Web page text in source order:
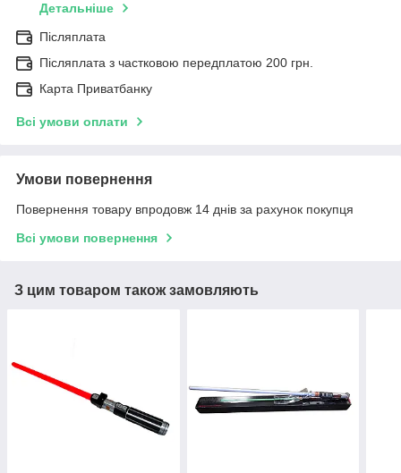
Детальніше
Післяплата
Післяплата з частковою передплатою 200 грн.
Карта Приватбанку
Всі умови оплати
Умови повернення
Повернення товару впродовж 14 днів за рахунок покупця
Всі умови повернення
З цим товаром також замовляють